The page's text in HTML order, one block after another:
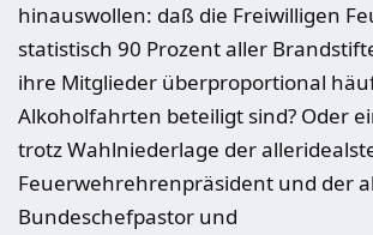
hinauswollen: daß die Freiwilligen
statistisch 90 Prozent aller
ihre Mitglieder überproportional
Alkoholfahrten beteiligt sind? Oder
trotz Wahlniederlage der
Feuerwehrehrenpräsident und der
Bundeschefpastor und